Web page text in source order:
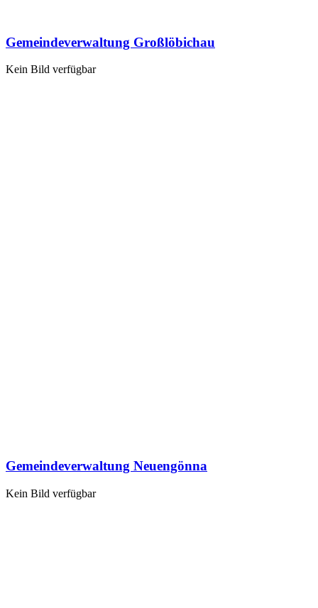
Gemeindeverwaltung Großlöbichau
Kein Bild verfügbar
Gemeindeverwaltung Neuengönna
Kein Bild verfügbar